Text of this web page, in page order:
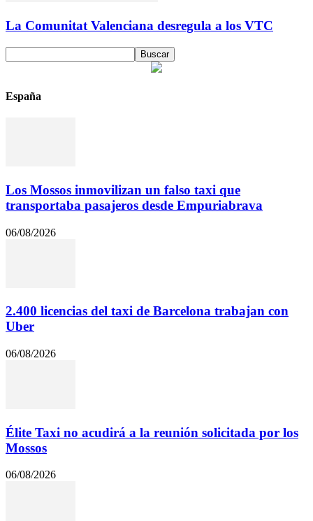
La Comunitat Valenciana desregula a los VTC
España
Los Mossos inmovilizan un falso taxi que
transportaba pasajeros desde Empuriabrava
06/08/2026
2.400 licencias del taxi de Barcelona trabajan con
Uber
06/08/2026
Élite Taxi no acudirá a la reunión solicitada por los
Mossos
06/08/2026